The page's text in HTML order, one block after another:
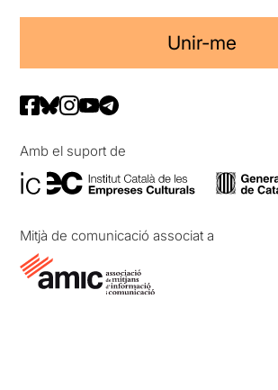
Unir-me
Amb el suport de
Mitjà de comunicació associat a